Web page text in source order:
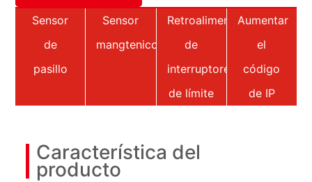
Sensor
de
pasillo
Sensor
mangtenico
Retroalimentación
de
interruptores
de límite
Aumentar
el
código
de IP
Característica del
producto